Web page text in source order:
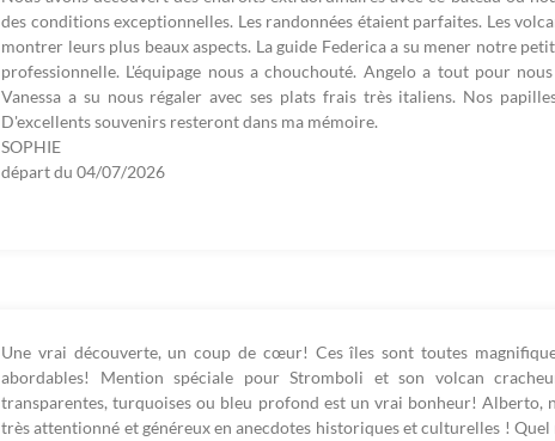
des conditions exceptionnelles. Les randonnées étaient parfaites. Les
montrer leurs plus beaux aspects. La guide Federica a su mener notre
professionnelle. L'équipage nous a chouchouté. Angelo a tout pour
Vanessa a su nous régaler avec ses plats frais très italiens. Nos
D'excellents souvenirs resteront dans ma mémoire.
SOPHIE
départ du 04/07/2026
Une vrai découverte, un coup de cœur! Ces îles sont toutes
abordables! Mention spéciale pour Stromboli et son volcan
transparentes, turquoises ou bleu profond est un vrai bonheur! Alberto,
très attentionné et généreux en anecdotes historiques et culturelles ! Quel